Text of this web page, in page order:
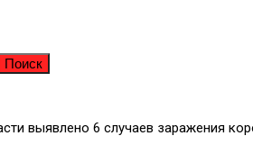
выявлено 6 случаев заражения